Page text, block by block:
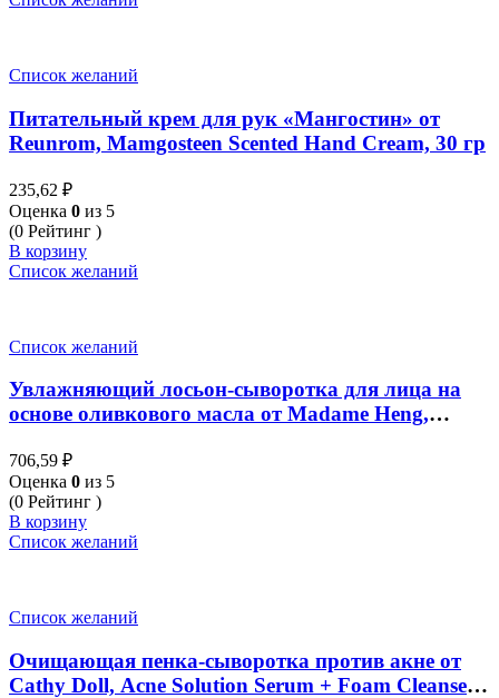
Список желаний
Питательный крем для рук «Мангостин» от
Reunrom, Mamgosteen Scented Hand Cream, 30 гр
235,62 ₽
Оценка 0 из 5
(0 Рейтинг )
В корзину
Список желаний
Список желаний
Увлажняющий лосьон-сыворотка для лица на
основе оливкового масла от Madame Heng,
706,59 ₽
Оценка 0 из 5
(0 Рейтинг )
В корзину
Список желаний
Список желаний
Очищающая пенка-сыворотка против акне от
Cathy Doll, Acne Solution Serum + Foam Cleanser,